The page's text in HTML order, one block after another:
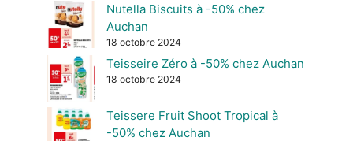
Nutella Biscuits à -50% chez
Auchan
18 octobre 2024
Teisseire Zéro à -50% chez Auchan
18 octobre 2024
Teissere Fruit Shoot Tropical à
-50% chez Auchan